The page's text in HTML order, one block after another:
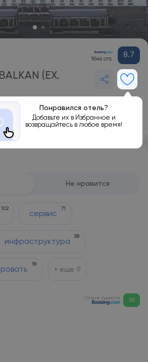
9646 отз. 8.7
(EX.
Понравился отель?
Добавьте их в Избранное и
возвращайтесь в любое время!
Не нравится
102
сервис
71
инфраструктура
58
18
+ еще 9
Отзыв туриста 10